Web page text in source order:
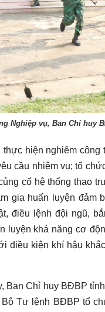
Nghiệp vụ, Ban Chỉ huy
hiện nghiêm
cầu nhiệm vụ; tổ
cố hệ thống thao
gia huấn luyện đảm
điều lệnh đội ngũ,
luyện khả năng cơ
điều kiện khí hậu
Ban Chỉ huy BĐBP
Tư lệnh BĐBP tổ